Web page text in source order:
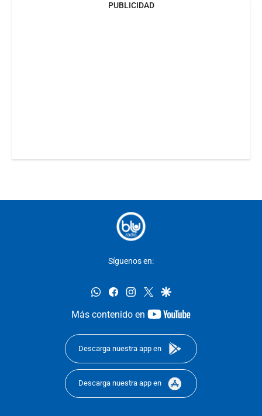
PUBLICIDAD
Síguenos en:
whatsappfacebookinstagram
twittergoogle
Más contenido en
youtube-
Descarga nuestra app en
Descarga nuestra app en